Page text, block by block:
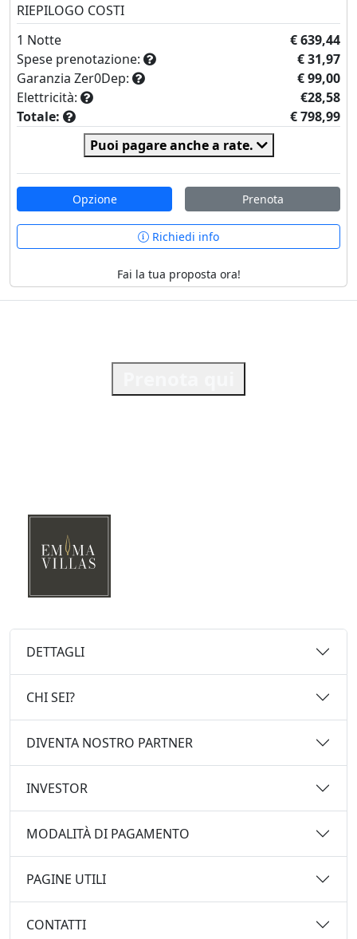
RIEPILOGO COSTI
1 Notte
€ 639,44
Spese prenotazione:
€ 31,97
Garanzia Zer0Dep:
€ 99,00
Elettricità:
€28,58
Totale:
€ 798,99
Puoi pagare anche a rate.
Opzione Prenota
Richiedi info
Fai la tua proposta ora!
DETTAGLI
CHI SEI?
DIVENTA NOSTRO PARTNER
INVESTOR
MODALITÀ DI PAGAMENTO
PAGINE UTILI
CONTATTI